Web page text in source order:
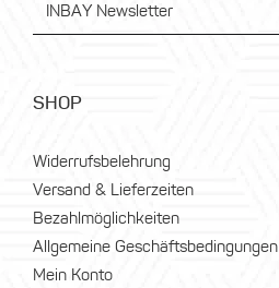
INBAY Newsletter
SHOP
Widerrufsbelehrung
Versand & Lieferzeiten
Bezahlmöglichkeiten
Allgemeine Geschäftsbedingungen
Mein Konto